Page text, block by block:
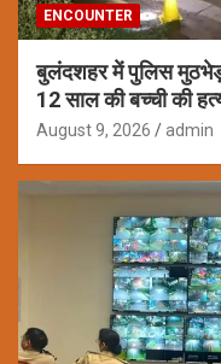
ENCOUNTER
बुलंदशहर में पुलिस मुठभेड़
12 साल की बच्ची की
August 9, 2026 admin